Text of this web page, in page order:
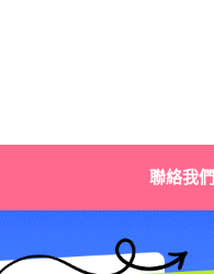
聯絡我們